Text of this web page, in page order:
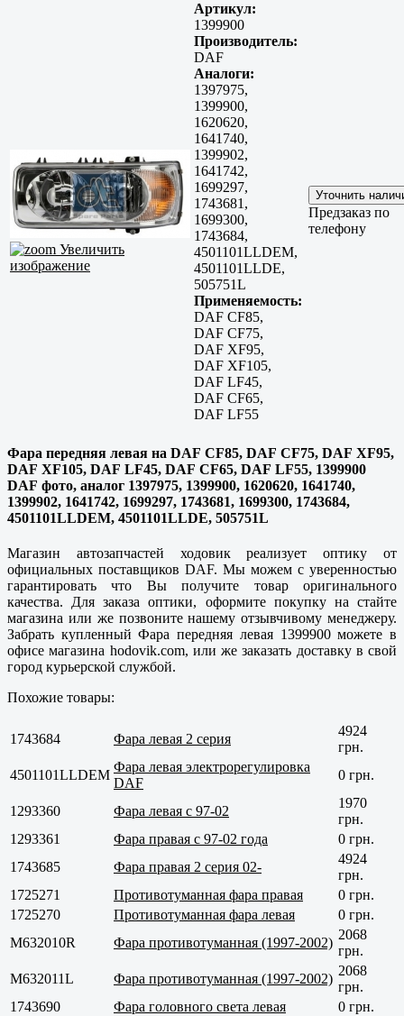
Увеличить
изображение
Артикул:
1399900
Производитель:
DAF
Аналоги:
1397975,
1399900,
1620620,
1641740,
1399902,
1641742,
1699297,
1743681,
1699300,
1743684,
4501101LLDEM,
4501101LLDE,
505751L
Применяемость:
DAF CF85,
DAF CF75,
DAF XF95,
DAF XF105,
DAF LF45,
DAF CF65,
DAF LF55
Предзаказ по
телефону
Фара передняя левая на DAF CF85, DAF CF75, DAF XF95,
DAF XF105, DAF LF45, DAF CF65, DAF LF55, 1399900
DAF фото, аналог 1397975, 1399900, 1620620, 1641740,
1399902, 1641742, 1699297, 1743681, 1699300, 1743684,
4501101LLDEM, 4501101LLDE, 505751L
Магазин автозапчастей ходовик реализует оптику от
официальных поставщиков DAF. Мы можем с уверенностью
гарантировать что Вы получите товар оригинального
качества. Для заказа оптики, оформите покупку на стайте
магазина или же позвоните нашему отзывчивому менеджеру.
Забрать купленный Фара передняя левая 1399900 можете в
офисе магазина hodovik.com, или же заказать доставку в свой
город курьерской службой.
Похожие товары:
1743684 Фара левая 2 серия
4924
грн.
4501101LLDEM
Фара левая электрорегулировка
DAF
0 грн.
1293360 Фара левая с 97-02
1970
грн.
1293361
Фара правая с 97-02 года
0 грн.
1743685
Фара правая 2 серия 02-
4924
грн.
1725271
Противотуманная фара правая
0 грн.
1725270
Противотуманная фара левая
0 грн.
M632010R
Фара противотуманная (1997-2002)
2068
грн.
M632011L
Фара противотуманная (1997-2002)
2068
грн.
1743690
Фара головного света левая
0 грн.